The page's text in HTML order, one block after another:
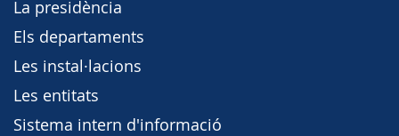
La presidència
Els departaments
Les instal·lacions
Les entitats
Sistema intern d'informació